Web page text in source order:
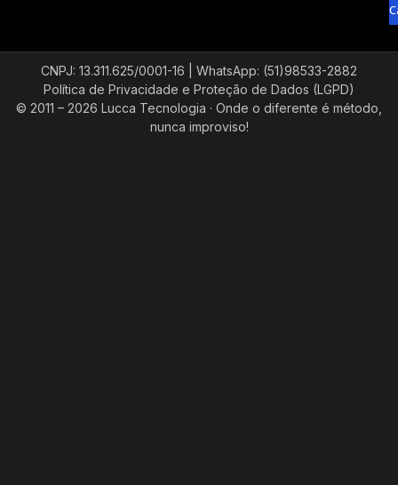
CNPJ: 13.311.625/0001-16 | WhatsApp: (51)98533-2882
Política de Privacidade e Proteção de Dados (LGPD)
© 2011 – 2026 Lucca Tecnologia · Onde o diferente é método,
nunca improviso!